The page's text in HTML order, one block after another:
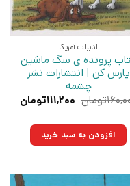
ادبیات آمریکا
پرونده ی سگ ماشین
پارس کن | انتشارات نشر
چشمه
تومان قیمت
بود.
۱۱۱,۲۰۰تومان
افزودن به سبد خرید